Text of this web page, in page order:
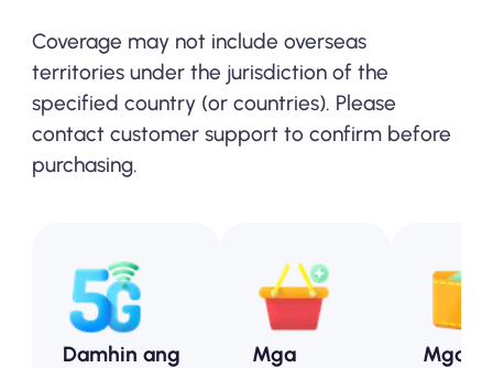
Coverage may not include overseas
territories under the jurisdiction of the
specified country (or countries). Please
contact customer support to confirm before
purchasing.
Damhin ang
Mga
Mga